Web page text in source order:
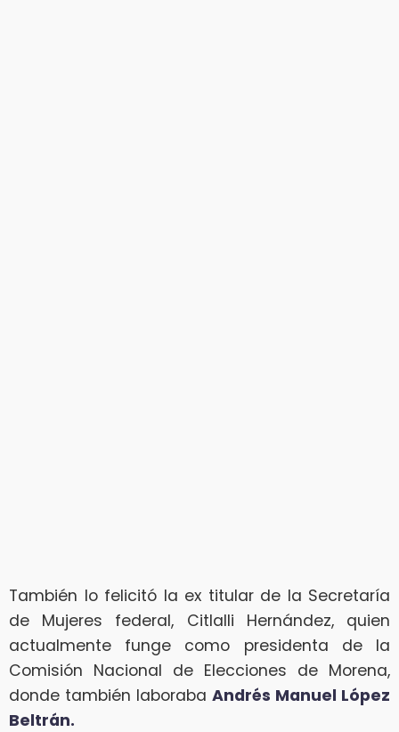
También lo felicitó la ex titular de la Secretaría
de Mujeres federal, Citlalli Hernández, quien
actualmente funge como presidenta de la
Comisión Nacional de Elecciones de Morena,
donde también laboraba Andrés Manuel López
Beltrán.